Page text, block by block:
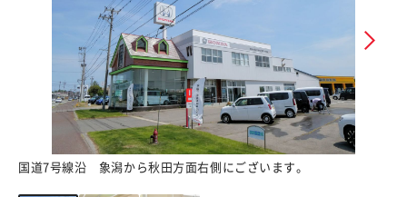
国道7号線沿 象潟から秋田方面右側にございます。